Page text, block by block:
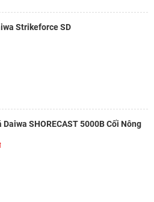
Strikeforce SD
Daiwa SHORECAST 5000B Cối Nông